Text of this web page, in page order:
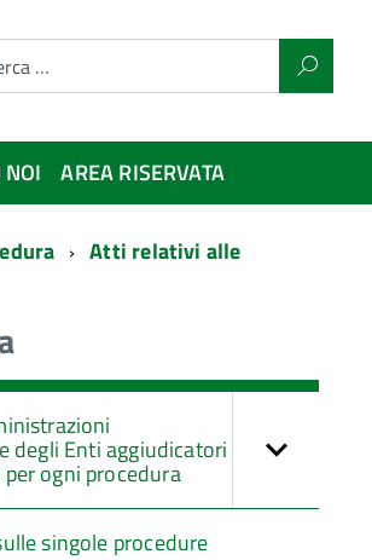
NOI AREA RISERVATA
Atti relativi alle
degli Enti aggiudicatori
ogni procedura
singole procedure